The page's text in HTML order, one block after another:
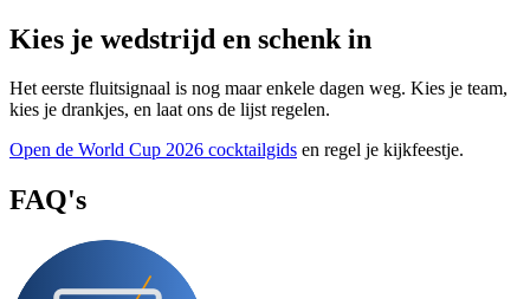
Kies je wedstrijd en schenk in
Het eerste fluitsignaal is nog maar enkele dagen weg. Kies je team,
kies je drankjes, en laat ons de lijst regelen.
Open de World Cup 2026 cocktailgids en regel je kijkfeestje.
FAQ's